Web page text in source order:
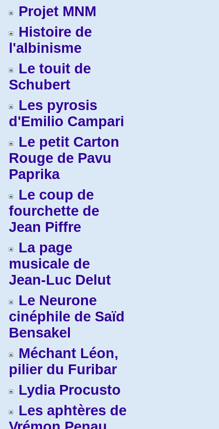
Projet MNM
Histoire de
l'albinisme
Le touit de
Schubert
Les pyrosis
d'Emilio Campari
Le petit Carton
Rouge de Pavu
Paprika
Le coup de
fourchette de
Jean Piffre
La page
musicale de
Jean-Luc Delut
Le Neurone
cinéphile de Saïd
Bensakel
Méchant Léon,
pilier du Furibar
Lydia Procusto
Les aphtères de